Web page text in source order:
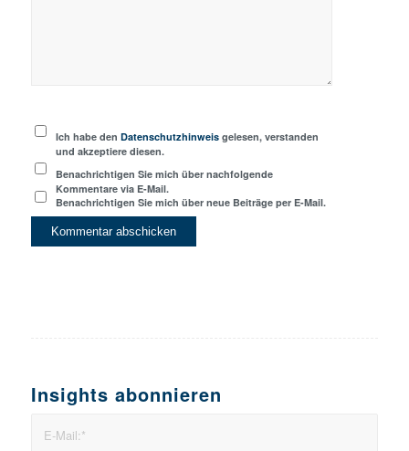
Ich habe denDatenschutzhinweis gelesen, verstanden
und akzeptiere diesen.
Benachrichtigen Sie mich über nachfolgende
Kommentare via E-Mail.
Benachrichtigen Sie mich über neue Beiträge per E-Mail.
Insights abonnieren